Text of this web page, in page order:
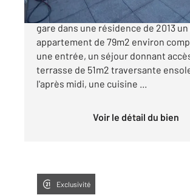
CENTURY 21 vous propose à deux
gare dans une résidence de 2013 un
appartement de 79m2 environ
une entrée, un séjour donnant
terrasse de 51m2 traversante
l'après midi, une cuisine ...
Voir le détail du bien
Exclusivité